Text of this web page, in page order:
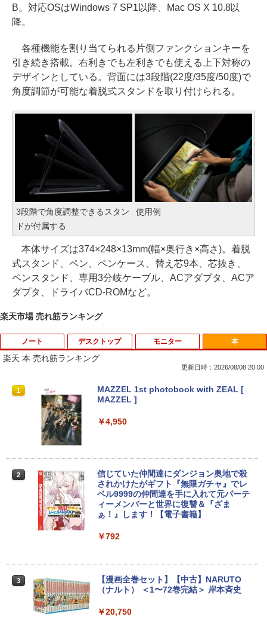
B。対応OSはWindows 7 SP1以降、Mac OS X 10.8以
降。
各種機能を割り当てられる片側ファンクションキーを
引き続き搭載。右利きでも左利きでも使える上下対称の
デザインとしている。背面には3段階(22度/35度/50度)で
角度調節が可能な着脱式スタンドを取り付けられる。
3段階で角度調整できるスタン
ドが付属する
使用例
本体サイズは374×248×13mm(幅×奥行き×高さ)。着脱
式スタンド、ペン、ペンケース、替え芯9本、芯抜き、
ペンスタンド、専用3分岐ケーブル、ACアダプタ、ACア
ダプタ、ドライバCD-ROMなど。
楽天市場 売れ筋ランキング
ノート
1
【★最大100%ポイント】【新生活応援・
2026】【Office 2019 H&B】富士通 MU
SD:128GB/256GB/512GB/1TB/13.3型/
LTE対応 中古美品 / タッチ 10.5インチ M
icrosoft Surface GO2 Model.1927 フル
Y/ 8GB/ 爆速NVMe 128GB-SSD/ カメラ/
C タブレット 税込送料無料 即日発送
￥20,990
デスクトップ
1
中古パソコン | Dell | OptiPlex 3070 SFF
| Windows11 | デスクトップ | 一年保証 |
Hz | MEM:8GB | SSD:512GB(新品) | DV
【エントリーでポイント100％還元チャ
ンス】GMKtec G10 ミニPC【AMD Ryz
1T SSD】4C/8T 3.7GHz 64GB 16T拡張
Ryzen 5 N95/N97/N100/4300U/N150よ
り高性能
モニター
1
引き出し付きモニター台(NM01 ミドルブ
ラウン) 【玄関先迄納品】 ニトリ
￥2,990
2
【超特価】厳選大手メーカー 液晶モニタ
ー シークレット 22-23型ワイド フルHD
（1920x1080） HDMI指定可 ノングレア
EIZO IIYAMA 三菱 富士通 NEC IO-DATA
Dell HP PHILIPS等 液晶ディスプレイ
Yoothi 互換品 液晶 15.6インチ N156BG
4 NT156WHM-N35 NT156WHM-N40 NT
本
楽天 本 売れ筋ランキング
更新日時：2026/08/08 20:00
1
MAZZEL 1st photobook with ZEAL [
MAZZEL ]
￥4,950
2
信じていた仲間達にダンジョン奥地で殺
されかけたがギフト『無限ガチャ』でレ
ベル9999の仲間達を手に入れて元パーテ
ィーメンバーと世界に復讐＆『ざま
ぁ！』します！【電子書籍】
￥792
3
【漫画全巻セット】【中古】NARUTO
（ナルト） ＜1〜72巻完結＞ 岸本斉史
￥20,750